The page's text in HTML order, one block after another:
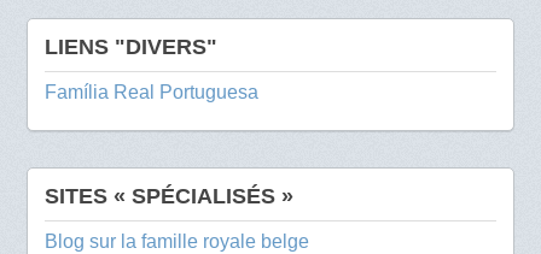
LIENS "DIVERS"
Família Real Portuguesa
SITES « SPÉCIALISÉS »
Blog sur la famille royale belge